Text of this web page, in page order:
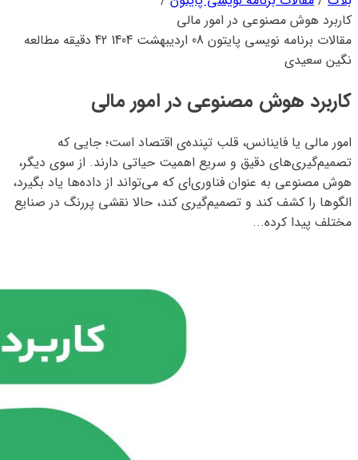
کاربرد هوش مصنوعی در امور مالی
مقالات برنامه نویسی پایتون 08 اردیبهشت 1404
42 دقیقه مطالعه
نگین سعیدی
کاربرد هوش مصنوعی در امور مالی
امور مالی یا فاینانس، قلب تپنده‌ی اقتصاد است؛ جایی که
تصمیم‌گیری‌های دقیق و سریع اهمیت حیاتی دارند. از سوی دیگر،
هوش مصنوعی به عنوان فناوری‌ای که می‌تواند از داده‌ها یاد بگیرد،
الگوها را کشف کند و تصمیم‌گیری کند، حالا نقشی پررنگ در صنایع
مختلف پیدا کرده...